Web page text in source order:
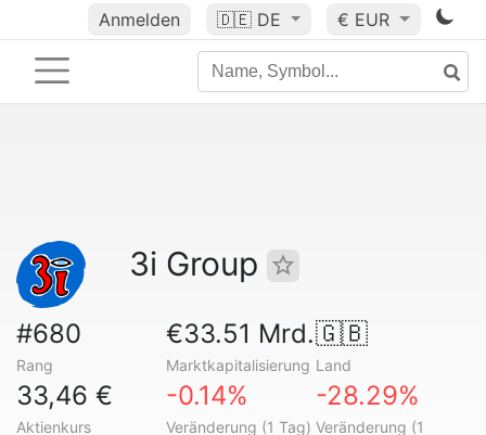
Anmelden 🇩🇪 DE € EUR
3i Group
#680
Rang
€33.51 Mrd.
Marktkapitalisierung
🇬🇧
Land
33,46 €
Aktienkurs
-0.14%
Veränderung (1 Tag)
-28.29%
Veränderung (1